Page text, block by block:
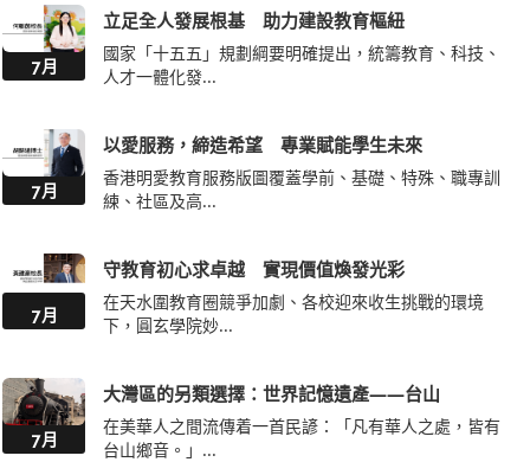
7月
立足全人發展根基 助力建設教育樞紐
國家「十五五」規劃綱要明確提出，統籌教育、科技、
人才一體化發...
7月
以愛服務，締造希望 專業賦能學生未來
香港明愛教育服務版圖覆蓋學前、基礎、特殊、職專訓
練、社區及高...
7月
守教育初心求卓越 實現價值煥發光彩
在天水圍教育圈競爭加劇、各校迎來收生挑戰的環境
下，圓玄學院妙...
7月
大灣區的另類選擇：世界記憶遺產——台山
在美華人之間流傳着一首民諺：「凡有華人之處，皆有
台山鄉音。」...